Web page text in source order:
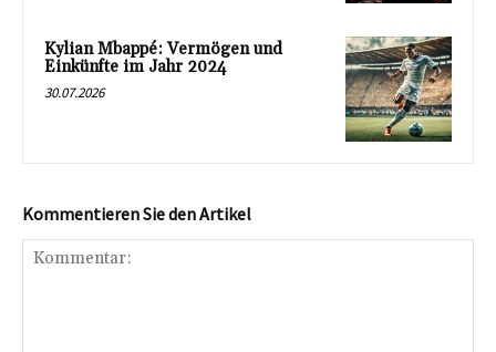
Kylian Mbappé: Vermögen und
Einkünfte im Jahr 2024
30.07.2026
Kommentieren Sie den Artikel